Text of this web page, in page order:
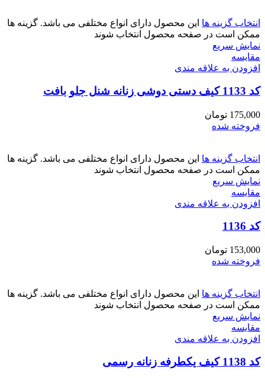
انتخاب گزینه ها این محصول دارای انواع مختلفی می باشد. گزینه ها
ممکن است در صفحه محصول انتخاب شوند
نمایش سریع
مقايسه
افزودن به علاقه مندی
کد 1133 کیف دستی دوشی زنانه شنل جلو بافت
175,000 تومان
فروخته شده
انتخاب گزینه ها این محصول دارای انواع مختلفی می باشد. گزینه ها
ممکن است در صفحه محصول انتخاب شوند
نمایش سریع
مقايسه
افزودن به علاقه مندی
کد 1136
153,000 تومان
فروخته شده
انتخاب گزینه ها این محصول دارای انواع مختلفی می باشد. گزینه ها
ممکن است در صفحه محصول انتخاب شوند
نمایش سریع
مقايسه
افزودن به علاقه مندی
کد 1138 کیف یکطرفه زنانه رسمی